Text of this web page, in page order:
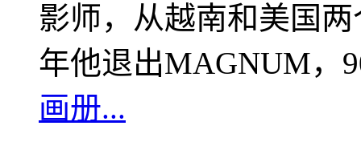
影师，从越南和美国
年他退出MAGNUM，
画册...